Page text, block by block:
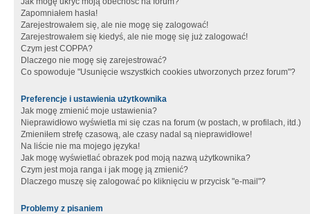
Zapomniałem hasła!
Zarejestrowałem się, ale nie mogę się zalogować!
Zarejestrowałem się kiedyś, ale nie mogę się już zalogować!
Czym jest COPPA?
Dlaczego nie mogę się zarejestrować?
Co spowoduje "Usunięcie wszystkich cookies utworzonych przez forum"?
Preferencje i ustawienia użytkownika
Jak mogę zmienić moje ustawienia?
Nieprawidłowo wyświetla mi się czas na forum (w postach, w profilach, itd.)
Zmieniłem strefę czasową, ale czasy nadal są nieprawidłowe!
Na liście nie ma mojego języka!
Jak mogę wyświetlać obrazek pod moją nazwą użytkownika?
Czym jest moja ranga i jak mogę ją zmienić?
Dlaczego muszę się zalogować po kliknięciu w przycisk "e-mail"?
Problemy z pisaniem